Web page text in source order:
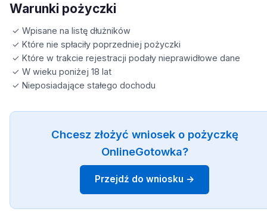
Warunki pożyczki
✓ Wpisane na listę dłużników
✓ Które nie spłaciły poprzedniej pożyczki
✓ Które w trakcie rejestracji podały nieprawidłowe dane
✓ W wieku poniżej 18 lat
✓ Nieposiadające stałego dochodu
Chcesz złożyć wniosek o pożyczkę
OnlineGotowka?
Przejdź do wniosku →